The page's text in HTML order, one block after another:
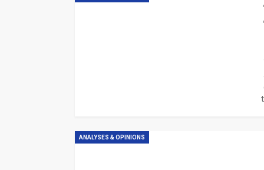
ANALYSES & OPINIONS